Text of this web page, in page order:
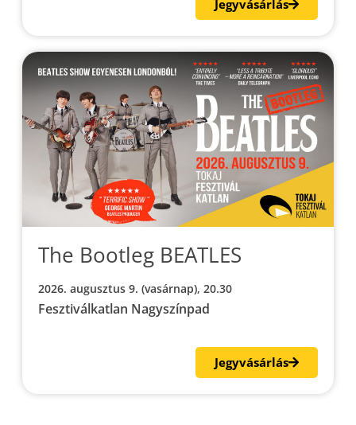
Jegyvásárlás
The Bootleg BEATLES
2026. augusztus 9. (vasárnap), 20.30
Fesztiválkatlan Nagyszínpad
Jegyvásárlás